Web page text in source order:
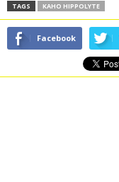
TAGS KAHO HIPPOLYTE
Facebook